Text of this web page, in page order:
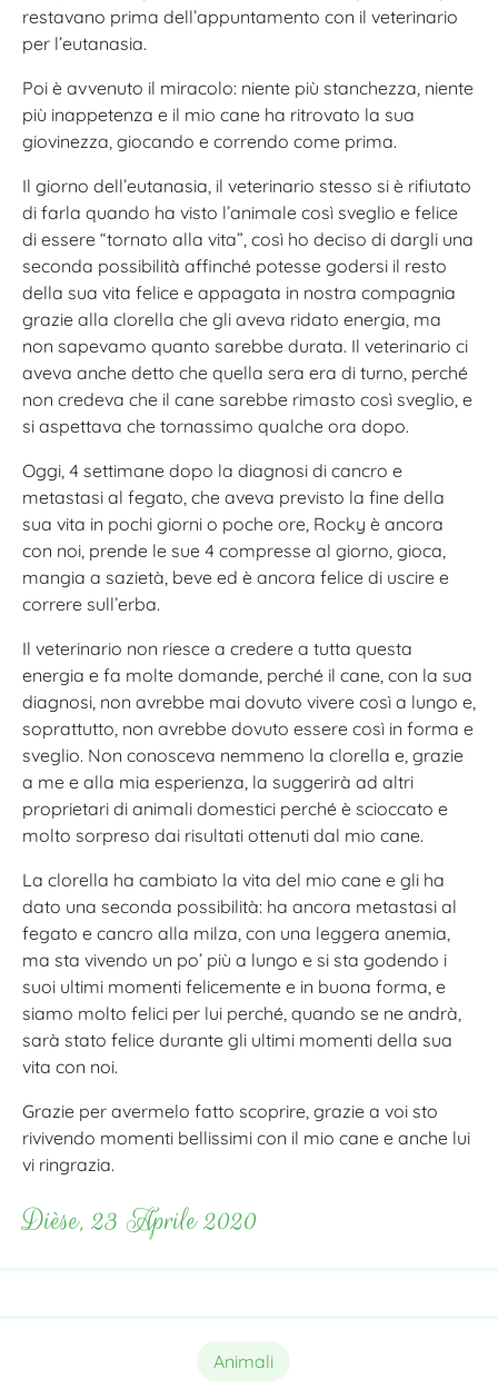
restavano prima dell’appuntamento con il veterinario
per l’eutanasia.
Poi è avvenuto il miracolo: niente più stanchezza, niente
più inappetenza e il mio cane ha ritrovato la sua
giovinezza, giocando e correndo come prima.
Il giorno dell’eutanasia, il veterinario stesso si è rifiutato
di farla quando ha visto l’animale così sveglio e felice
di essere “tornato alla vita”, così ho deciso di dargli una
seconda possibilità affinché potesse godersi il resto
della sua vita felice e appagata in nostra compagnia
grazie alla clorella che gli aveva ridato energia, ma
non sapevamo quanto sarebbe durata. Il veterinario ci
aveva anche detto che quella sera era di turno, perché
non credeva che il cane sarebbe rimasto così sveglio, e
si aspettava che tornassimo qualche ora dopo.
Oggi, 4 settimane dopo la diagnosi di cancro e
metastasi al fegato, che aveva previsto la fine della
sua vita in pochi giorni o poche ore, Rocky è ancora
con noi, prende le sue 4 compresse al giorno, gioca,
mangia a sazietà, beve ed è ancora felice di uscire e
correre sull’erba.
Il veterinario non riesce a credere a tutta questa
energia e fa molte domande, perché il cane, con la sua
diagnosi, non avrebbe mai dovuto vivere così a lungo e,
soprattutto, non avrebbe dovuto essere così in forma e
sveglio. Non conosceva nemmeno la clorella e, grazie
a me e alla mia esperienza, la suggerirà ad altri
proprietari di animali domestici perché è scioccato e
molto sorpreso dai risultati ottenuti dal mio cane.
La clorella ha cambiato la vita del mio cane e gli ha
dato una seconda possibilità: ha ancora metastasi al
fegato e cancro alla milza, con una leggera anemia,
ma sta vivendo un po’ più a lungo e si sta godendo i
suoi ultimi momenti felicemente e in buona forma, e
siamo molto felici per lui perché, quando se ne andrà,
sarà stato felice durante gli ultimi momenti della sua
vita con noi.
Grazie per avermelo fatto scoprire, grazie a voi sto
rivivendo momenti bellissimi con il mio cane e anche lui
vi ringrazia.
Dièse, 23 Aprile 2020
Animali